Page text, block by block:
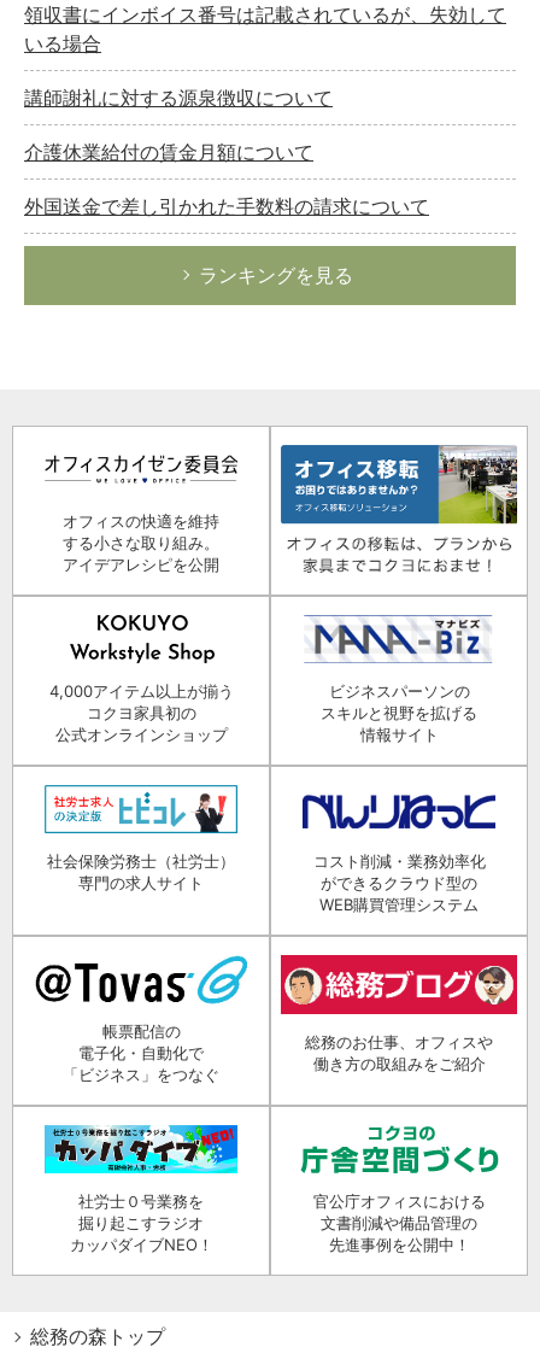
領収書にインボイス番号は記載されているが、失効して
いる場合
講師謝礼に対する源泉徴収について
介護休業給付の賃金月額について
外国送金で差し引かれた手数料の請求について
ランキングを見る
オフィスの快適を維持
する小さな取り組み。
アイデアレシピを公開
4,000アイテム以上が揃う
コクヨ家具初の
公式オンラインショップ
ビジネスパーソンの
スキルと視野を拡げる
情報サイト
社会保険労務士（社労士）
専門の求人サイト
コスト削減・業務効率化
ができるクラウド型の
WEB購買管理システム
帳票配信の
電子化・自動化で
「ビジネス」をつなぐ
総務のお仕事、オフィスや
働き方の取組みをご紹介
社労士０号業務を
掘り起こすラジオ
カッパダイブNEO！
官公庁オフィスにおける
文書削減や備品管理の
先進事例を公開中！
総務の森トップ